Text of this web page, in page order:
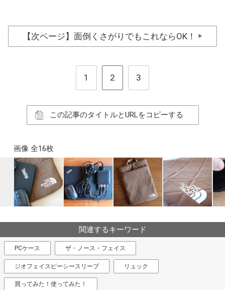
【次ページ】面倒くさがりでもこれならOK！ ▶
1 2 3
この記事のタイトルとURLをコピーする
画像 全16枚
関連するキーワード
PCケース ザ・ノース・フェイス
ジオフェイスピーシースリーブ リュック
買ってみた！使ってみた！